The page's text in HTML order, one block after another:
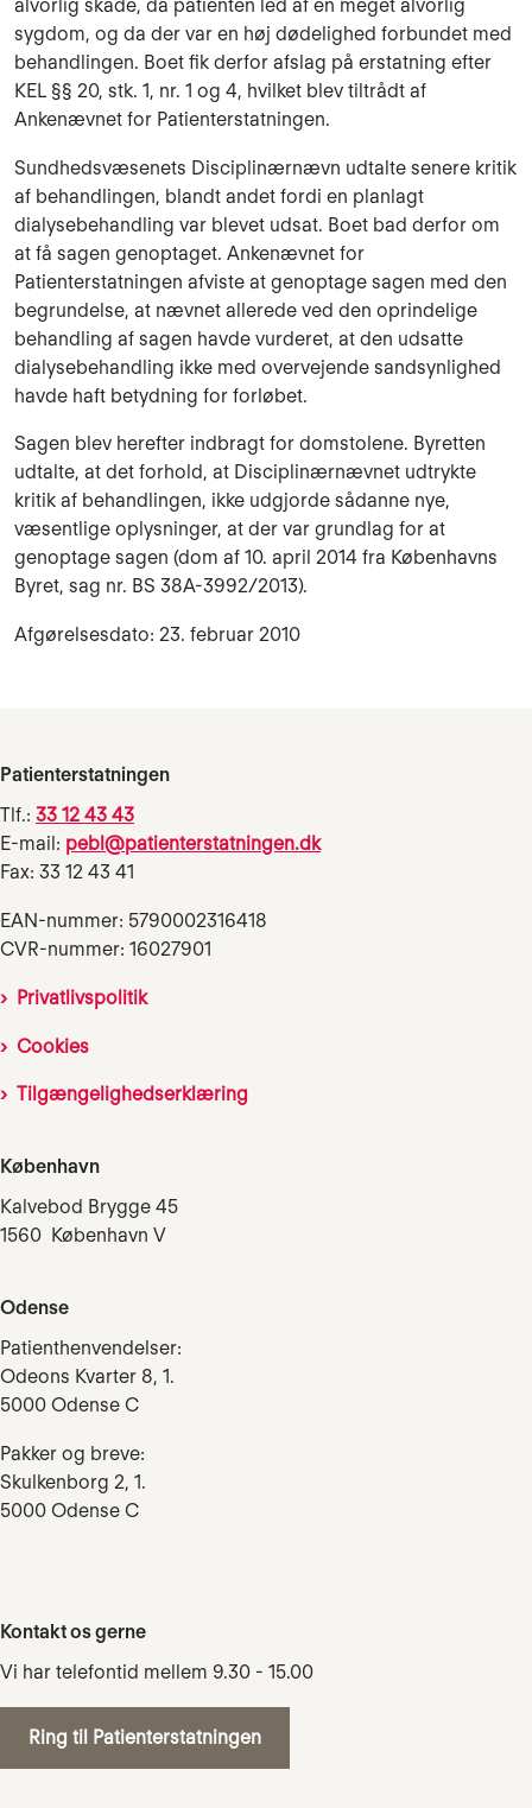
alvorlig skade, da patienten led af en meget alvorlig
sygdom, og da der var en høj dødelighed forbundet med
behandlingen. Boet fik derfor afslag på erstatning efter
KEL §§ 20, stk. 1, nr. 1 og 4, hvilket blev tiltrådt af
Ankenævnet for Patienterstatningen.
Sundhedsvæsenets Disciplinærnævn udtalte senere kritik
af behandlingen, blandt andet fordi en planlagt
dialysebehandling var blevet udsat. Boet bad derfor om
at få sagen genoptaget. Ankenævnet for
Patienterstatningen afviste at genoptage sagen med den
begrundelse, at nævnet allerede ved den oprindelige
behandling af sagen havde vurderet, at den udsatte
dialysebehandling ikke med overvejende sandsynlighed
havde haft betydning for forløbet.
Sagen blev herefter indbragt for domstolene. Byretten
udtalte, at det forhold, at Disciplinærnævnet udtrykte
kritik af behandlingen, ikke udgjorde sådanne nye,
væsentlige oplysninger, at der var grundlag for at
genoptage sagen (dom af 10. april 2014 fra Københavns
Byret, sag nr. BS 38A-3992/2013).
Afgørelsesdato: 23. februar 2010
Patienterstatningen
Tlf.: 33 12 43 43
E-mail: pebl@patienterstatningen.dk
Fax: 33 12 43 41
EAN-nummer: 5790002316418
CVR-nummer: 16027901
Privatlivspolitik
Cookies
Tilgængelighedserklæring
København
Kalvebod Brygge 45
1560 København V
Odense
Patienthenvendelser:
Odeons Kvarter 8, 1.
5000 Odense C
Pakker og breve:
Skulkenborg 2, 1.
5000 Odense C
Kontakt os gerne
Vi har telefontid mellem 9.30 - 15.00
Ring til Patienterstatningen